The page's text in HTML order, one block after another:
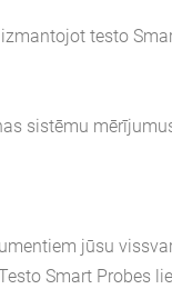
testo
sistēmu
jūsu
Smart Probes